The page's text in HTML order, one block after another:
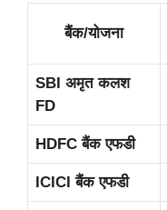
बैंक/योजना
SBI अमृत कलश
FD
HDFC बैंक एफडी
ICICI बैंक एफडी